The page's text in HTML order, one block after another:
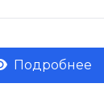
Подробнее